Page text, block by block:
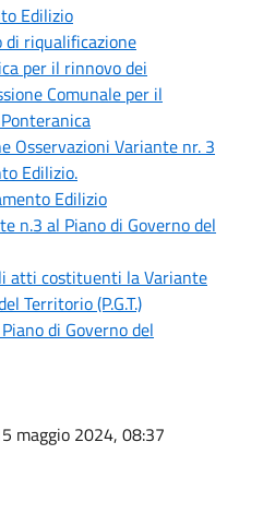
Edilizio
riqualificazione
per il rinnovo dei
Comunale per il
Osservazioni Variante nr. 3
Edilizio.
Edilizio
n.3 al Piano di Governo del
atti costituenti la Variante
Territorio (P.G.T.)
di Governo del
maggio 2024, 08:37